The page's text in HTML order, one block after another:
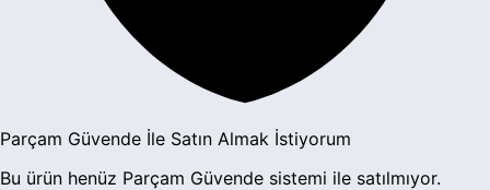
Parçam Güvende İle Satın Almak İstiyorum
Bu ürün henüz Parçam Güvende sistemi ile satılmıyor.